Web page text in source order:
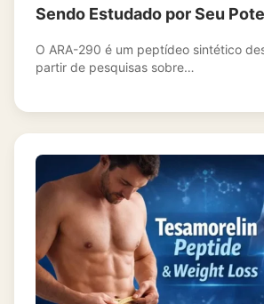
Sendo Estudado por Seu
O ARA-290 é um peptídeo sintético
partir de pesquisas sobre…